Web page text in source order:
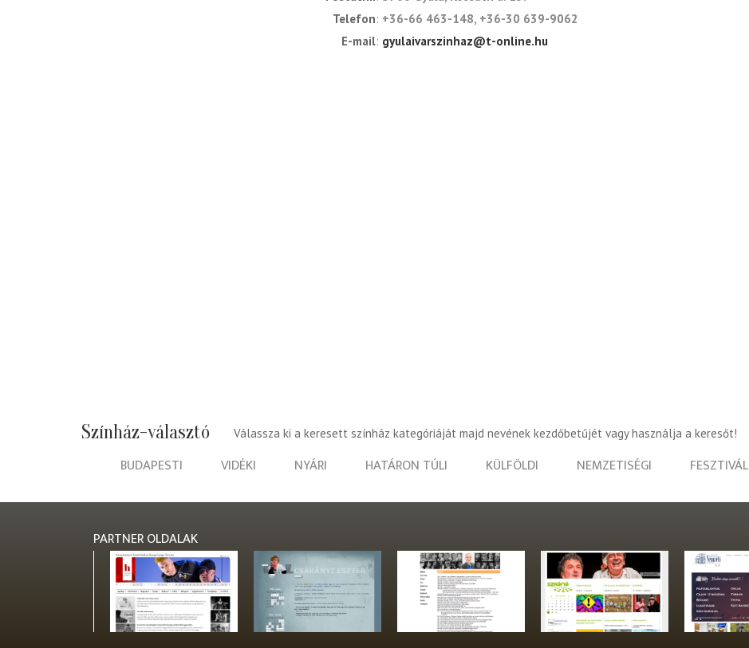
Telefon +36-66 463-148, +36-30 639-9062
E-mail gyulaivarszinhaz@t-online.hu
Színház-választó Válassza ki a keresett színház kategóriáját majd nevének kezdőbetűjét vagy használja a keresőt!
BUDAPESTI VIDÉKI NYÁRI HATÁRON TÚLI KÜLFÖLDI NEMZETISÉGI FESZTIVÁL
PARTNER OLDALAK